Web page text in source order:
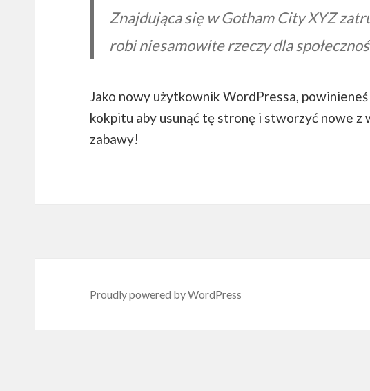
Znajdująca się w Gotham City XYZ
robi niesamowite rzeczy dla
Jako nowy użytkownik WordPressa, powinieneś
kokpitu aby usunąć tę stronę i stworzyć nowe z
zabawy!
Proudly powered by WordPress